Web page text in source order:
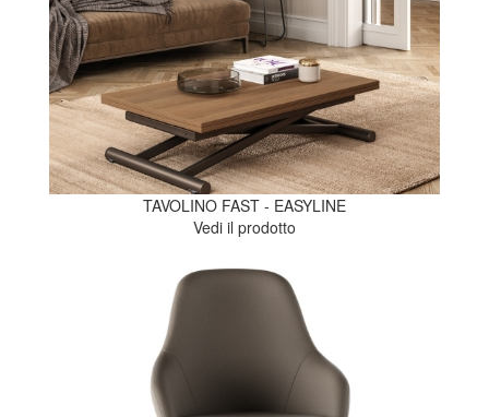
TAVOLINO FAST - EASYLINE
Vedi il prodotto